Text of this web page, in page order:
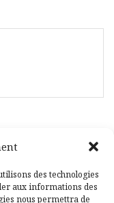
des technologies
aux informations des
nous permettra de